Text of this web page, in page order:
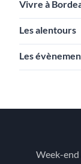
Vivre à
Les alentours
Les
Week-end